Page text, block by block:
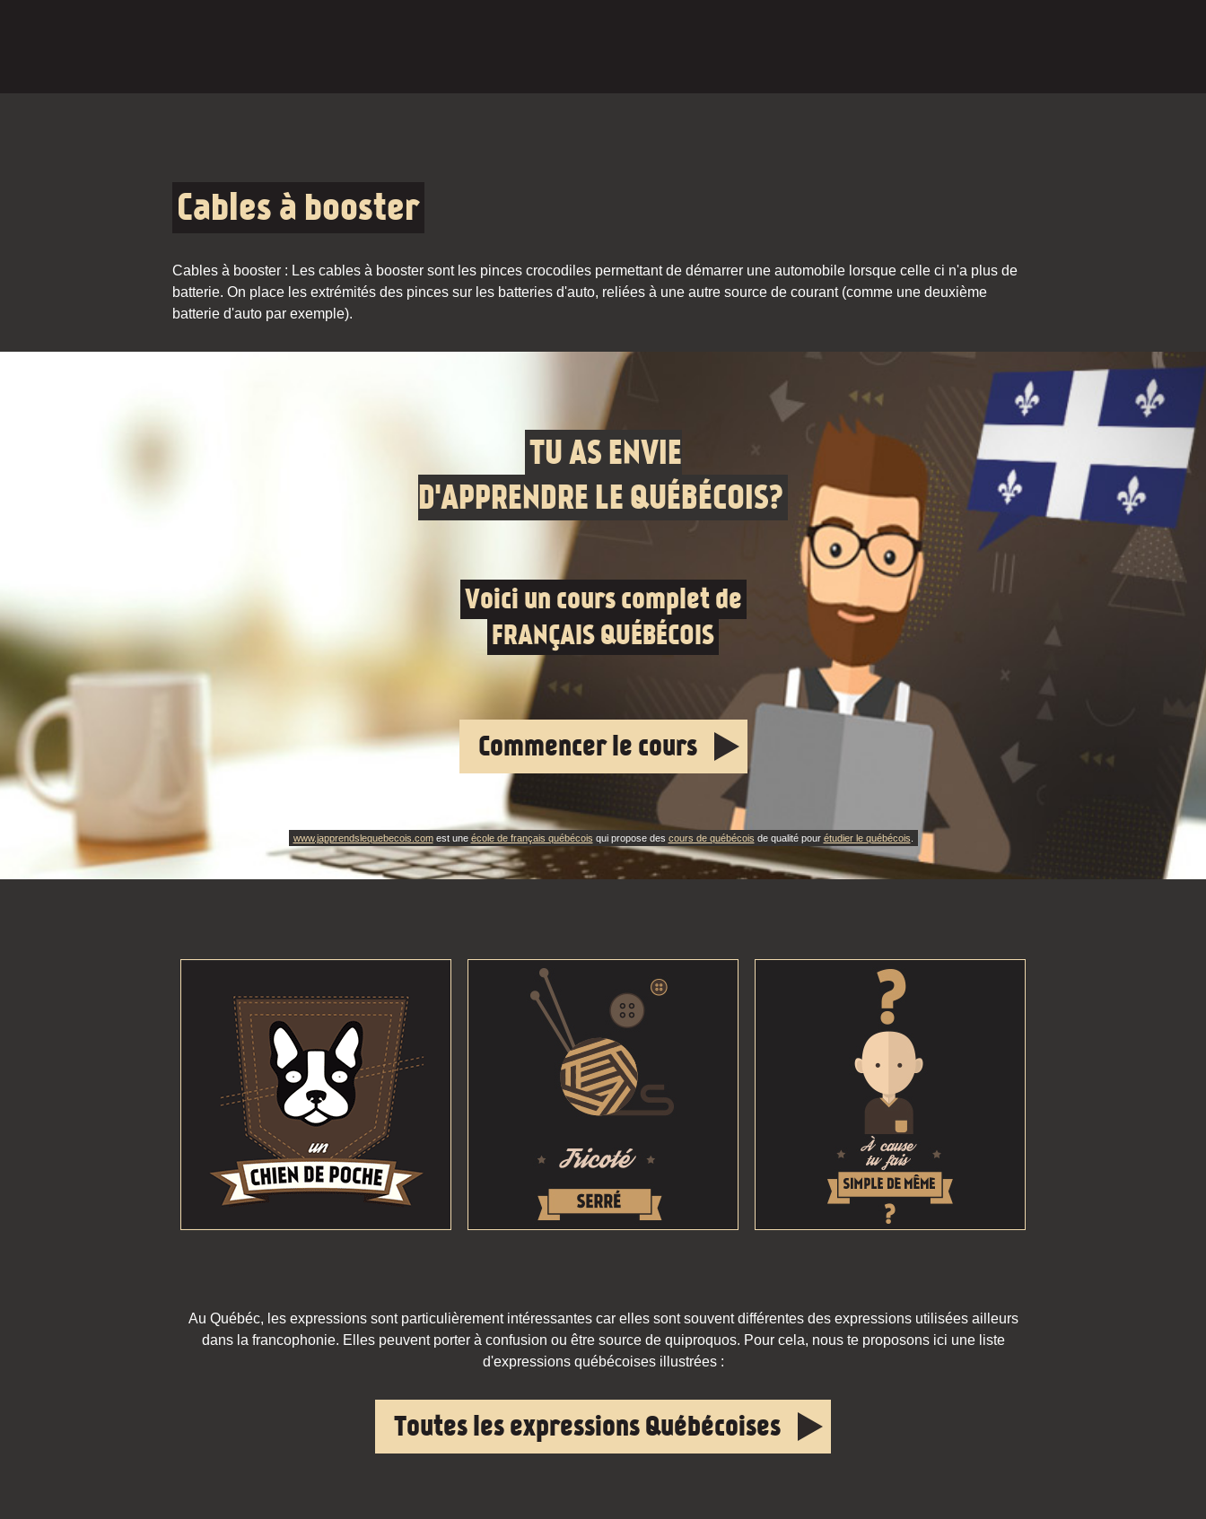
Cables à booster
Cables à booster : Les cables à booster sont les pinces crocodiles permettant de démarrer une automobile lorsque celle ci n'a plus de
batterie. On place les extrémités des pinces sur les batteries d'auto, reliées à une autre source de courant (comme une deuxième
batterie d'auto par exemple).
TU AS ENVIE
D'APPRENDRE LE QUÉBÉCOIS?
Voici un cours complet de
FRANÇAIS QUÉBÉCOIS
Commencer le cours
www.japprendslequebecois.comest une école de français québécois qui propose des cours de québécois de qualité pour étudier le québécois
Au Québéc, les expressions sont particulièrement intéressantes car elles sont souvent différentes des expressions utilisées ailleurs
dans la francophonie. Elles peuvent porter à confusion ou être source de quiproquos. Pour cela, nous te proposons ici une liste
d'expressions québécoises illustrées :
Toutes les expressions Québécoises